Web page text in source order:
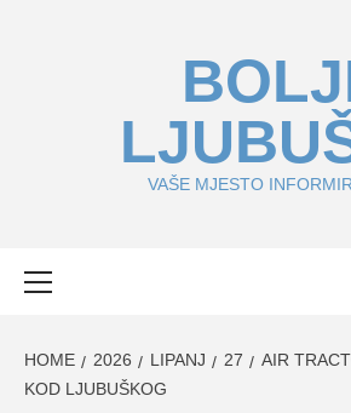
VAŠE MJESTO
HOME 2026 LIPANJ 27
AIR
KOD LJUBUŠKOG